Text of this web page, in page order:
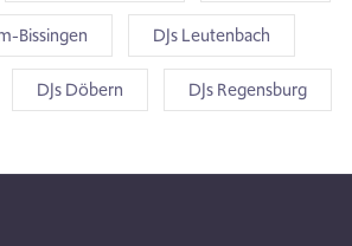
Bissingen DJs Leutenbach
DJs Döbern DJs Regensburg